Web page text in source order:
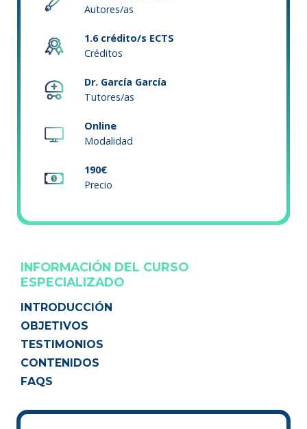
Autores/as
1.6 crédito/s ECTS
Créditos
Dr. García García
Tutores/as
Online
Modalidad
190€
Precio
INFORMACIÓN DEL CURSO
ESPECIALIZADO
INTRODUCCIÓN
OBJETIVOS
TESTIMONIOS
CONTENIDOS
FAQS